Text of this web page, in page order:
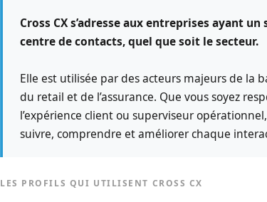
Cross CX s’adresse aux entreprises ayant
centre de contacts, quel que soit le secteur.
Elle est utilisée par des acteurs majeurs de la
du retail et de l’assurance. Que vous soyez
l’expérience client ou superviseur
suivre, comprendre et améliorer chaque
LES PROFILS QUI UTILISENT CROSS CX